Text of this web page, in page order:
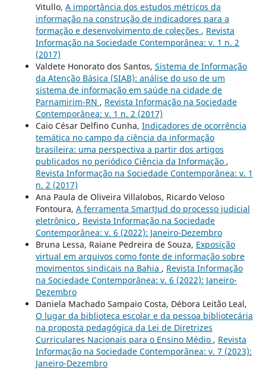
Vitullo, A importância dos estudos métricos da
informação na construção de indicadores para a
formação e desenvolvimento de coleções , Revista
Informação na Sociedade Contemporânea: v. 1 n. 2
(2017)
Valdete Honorato dos Santos, Sistema de Informação
da Atenção Básica (SIAB): análise do uso de um
sistema de informação em saúde na cidade de
Parnamirim-RN , Revista Informação na Sociedade
Contemporânea: v. 1 n. 2 (2017)
Caio César Delfino Cunha, Indicadores de ocorrência
temática no campo da ciência da informação
brasileira: uma perspectiva a partir dos artigos
publicados no periódico Ciência da Informação ,
Revista Informação na Sociedade Contemporânea: v. 1
n. 2 (2017)
Ana Paula de Oliveira Villalobos, Ricardo Veloso
Fontoura, A ferramenta SmartJud do processo judicial
eletrônico , Revista Informação na Sociedade
Contemporânea: v. 6 (2022): Janeiro-Dezembro
Bruna Lessa, Raiane Pedreira de Souza, Exposição
virtual em arquivos como fonte de informação sobre
movimentos sindicais na Bahia , Revista Informação
na Sociedade Contemporânea: v. 6 (2022): Janeiro-
Dezembro
Daniela Machado Sampaio Costa, Débora Leitão Leal,
O lugar da biblioteca escolar e da pessoa bibliotecária
na proposta pedagógica da Lei de Diretrizes
Curriculares Nacionais para o Ensino Médio , Revista
Informação na Sociedade Contemporânea: v. 7 (2023):
Janeiro-Dezembro